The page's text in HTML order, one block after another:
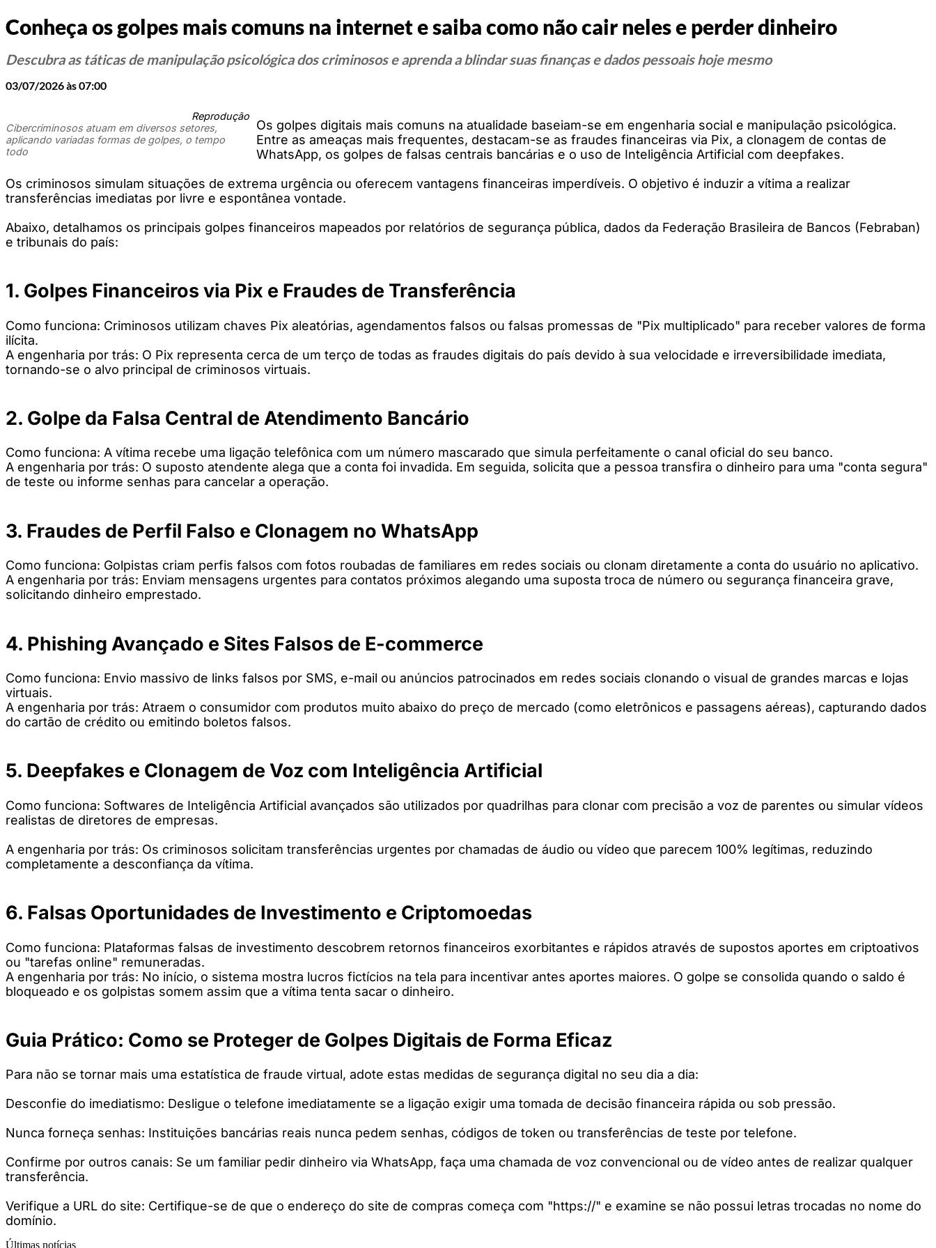
Conheça os golpes mais comuns na internet e saiba como não cair neles e perder dinheiro
Descubra as táticas de manipulação psicológica dos criminosos e aprenda a blindar suas finanças e dados pessoais hoje mesmo
03/07/2026 às 07:00
Reprodução
Cibercriminosos atuam em diversos setores,
aplicando variadas formas de golpes, o tempo
todo
Os golpes digitais mais comuns na atualidade baseiam-se em engenharia social e manipulação psicológica.
Entre as ameaças mais frequentes, destacam-se as fraudes financeiras via Pix, a clonagem de contas de
WhatsApp, os golpes de falsas centrais bancárias e o uso de Inteligência Artificial com deepfakes.
Os criminosos simulam situações de extrema urgência ou oferecem vantagens financeiras imperdíveis. O objetivo é induzir a vítima a realizar
transferências imediatas por livre e espontânea vontade.
Abaixo, detalhamos os principais golpes financeiros mapeados por relatórios de segurança pública, dados da Federação Brasileira de Bancos (Febraban)
e tribunais do país:
1. Golpes Financeiros via Pix e Fraudes de Transferência
Como funciona: Criminosos utilizam chaves Pix aleatórias, agendamentos falsos ou falsas promessas de "Pix multiplicado" para receber valores de forma
ilícita.
A engenharia por trás: O Pix representa cerca de um terço de todas as fraudes digitais do país devido à sua velocidade e irreversibilidade imediata,
tornando-se o alvo principal de criminosos virtuais.
2. Golpe da Falsa Central de Atendimento Bancário
Como funciona: A vítima recebe uma ligação telefônica com um número mascarado que simula perfeitamente o canal oficial do seu banco.
A engenharia por trás: O suposto atendente alega que a conta foi invadida. Em seguida, solicita que a pessoa transfira o dinheiro para uma "conta segura"
de teste ou informe senhas para cancelar a operação.
3. Fraudes de Perfil Falso e Clonagem no WhatsApp
Como funciona: Golpistas criam perfis falsos com fotos roubadas de familiares em redes sociais ou clonam diretamente a conta do usuário no aplicativo.
A engenharia por trás: Enviam mensagens urgentes para contatos próximos alegando uma suposta troca de número ou segurança financeira grave,
solicitando dinheiro emprestado.
4. Phishing Avançado e Sites Falsos de E-commerce
Como funciona: Envio massivo de links falsos por SMS, e-mail ou anúncios patrocinados em redes sociais clonando o visual de grandes marcas e lojas
virtuais.
A engenharia por trás: Atraem o consumidor com produtos muito abaixo do preço de mercado (como eletrônicos e passagens aéreas), capturando dados
do cartão de crédito ou emitindo boletos falsos.
5. Deepfakes e Clonagem de Voz com Inteligência Artificial
Como funciona: Softwares de Inteligência Artificial avançados são utilizados por quadrilhas para clonar com precisão a voz de parentes ou simular vídeos
realistas de diretores de empresas.
A engenharia por trás: Os criminosos solicitam transferências urgentes por chamadas de áudio ou vídeo que parecem 100% legítimas, reduzindo
completamente a desconfiança da vítima.
6. Falsas Oportunidades de Investimento e Criptomoedas
Como funciona: Plataformas falsas de investimento descobrem retornos financeiros exorbitantes e rápidos através de supostos aportes em criptoativos
ou "tarefas online" remuneradas.
A engenharia por trás: No início, o sistema mostra lucros fictícios na tela para incentivar antes aportes maiores. O golpe se consolida quando o saldo é
bloqueado e os golpistas somem assim que a vítima tenta sacar o dinheiro.
Guia Prático: Como se Proteger de Golpes Digitais de Forma Eficaz
Para não se tornar mais uma estatística de fraude virtual, adote estas medidas de segurança digital no seu dia a dia:
Desconfie do imediatismo: Desligue o telefone imediatamente se a ligação exigir uma tomada de decisão financeira rápida ou sob pressão.
Nunca forneça senhas: Instituições bancárias reais nunca pedem senhas, códigos de token ou transferências de teste por telefone.
Confirme por outros canais: Se um familiar pedir dinheiro via WhatsApp, faça uma chamada de voz convencional ou de vídeo antes de realizar qualquer
transferência.
Verifique a URL do site: Certifique-se de que o endereço do site de compras começa com "https://" e examine se não possui letras trocadas no nome do
domínio.
Últimas notícias